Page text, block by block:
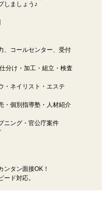
しましょう♪
コールセンター、受付
分け・加工・組立・検査
・ネイリスト・エステ
個別指導塾・人材紹介
ニング・官公庁案件
ンタン面接OK！
ド対応。